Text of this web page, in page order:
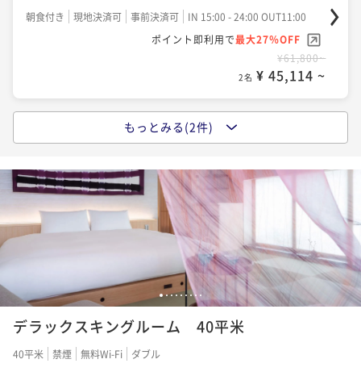
朝食付き 現地決済可 事前決済可
IN 15:00 - 24:00 OUT11:00
ポイント即利用で最大27％OFF
¥61,800~
2名 ¥ 45,114 ~
【スタンダードプラン】京都の別邸で、竹に抱かれ月
光満ちる空間での滞在を「素泊まり」
素泊まり 現地決済可 事前決済可
IN 15:00 - 24:00 OUT11:00
ポイント即利用で
¥53,800~
2名 ¥ 50,034 ~
ポイントアップ
【スタンダードプラン】「口福」をもたらす肉割烹夕
食と和朝食をご堪能「2食付き」（宿の日）
もっとみる(2件)
123456 78 9
デラックスキングルーム 40平米
40平米 禁煙 無料Wi-Fi ダブル